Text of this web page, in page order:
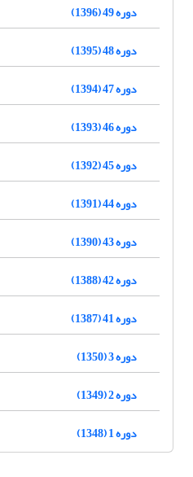
دوره 49 (1396)
دوره 48 (1395)
دوره 47 (1394)
دوره 46 (1393)
دوره 45 (1392)
دوره 44 (1391)
دوره 43 (1390)
دوره 42 (1388)
دوره 41 (1387)
دوره 3 (1350)
دوره 2 (1349)
دوره 1 (1348)